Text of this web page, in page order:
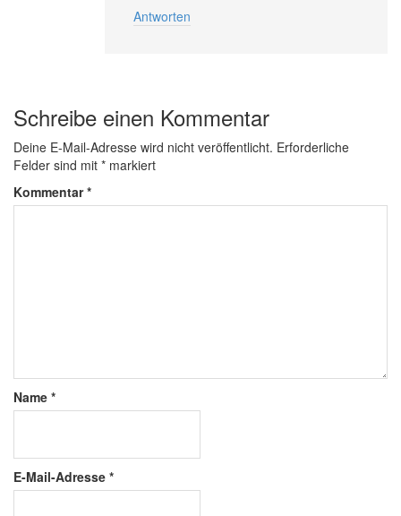
Antworten
Schreibe einen Kommentar
Deine E-Mail-Adresse wird nicht veröffentlicht. Erforderliche
Felder sind mit * markiert
Kommentar*
Name *
E-Mail-Adresse *